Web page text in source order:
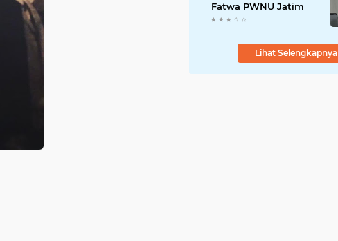
Fatwa PWNU Jatim
Lihat Selengkapnya